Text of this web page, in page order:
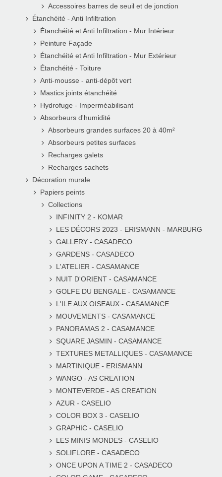
Accessoires barres de seuil et de jonction
Étanchéité - Anti Infiltration
Étanchéité et Anti Infiltration - Mur Intérieur
Peinture Façade
Étanchéité et Anti Infiltration - Mur Extérieur
Étanchéité - Toiture
Anti-mousse - anti-dépôt vert
Mastics joints étanchéité
Hydrofuge - Imperméabilisant
Absorbeurs d'humidité
Absorbeurs grandes surfaces 20 à 40m²
Absorbeurs petites surfaces
Recharges galets
Recharges sachets
Décoration murale
Papiers peints
Collections
INFINITY 2 - KOMAR
LES DÉCORS 2023 - ERISMANN - MARBURG
GALLERY - CASADECO
GARDENS - CASADECO
L'ATELIER - CASAMANCE
NUIT D'ORIENT - CASAMANCE
GOLFE DU BENGALE - CASAMANCE
L'ILE AUX OISEAUX - CASAMANCE
MOUVEMENTS - CASAMANCE
PANORAMAS 2 - CASAMANCE
SQUARE JASMIN - CASAMANCE
TEXTURES METALLIQUES - CASAMANCE
MARTINIQUE - ERISMANN
WANGO - AS CREATION
MONTEVERDE - AS CREATION
AZUR - CASELIO
COLOR BOX 3 - CASELIO
GRAPHIC - CASELIO
LES MINIS MONDES - CASELIO
SOLIFLORE - CASADECO
ONCE UPON A TIME 2 - CASADECO